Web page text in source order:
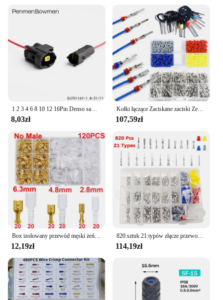
1 2 3 4 6 8 10 12 16Pin Denso samochodowe zamknięte do ciężarówek gniazdo wtyczka z czujnikiem tlenu wodoodporna elektryczny wiązka przewodów z kablem
8,03zł
Kołki łączące Zaciskane zaciski Zestaw samochodowy Elektryczny 1/1,5/1,8/2,2/2,8/3,5 mm Zdejmowanie przewodów Atv Nieizolowana wtyczka męska żeńska
107,59zł
Box izolowany przewód męski żeński złącze 2.8/4.8/6.3mm elektryczne zaciski Termin złącza widełkowe wybrane elementy
12,19zł
820 sztuk 21 typów złącze przewodu elektrycznego samochodu Terminal pinowy 1/1.5/1.8/2.2/2.8/3.5mm usuwanie nieizolowane męskie żeńskie pinezki zaciskane
114,19zł